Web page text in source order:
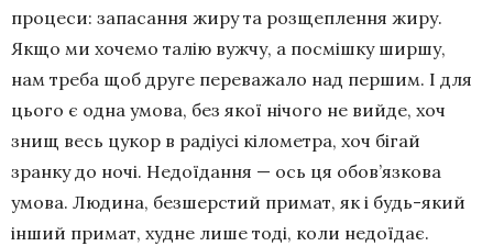
процеси: запасання жиру та розщеплення жиру.
Якщо ми хочемо талію вужчу, а посмішку ширшу,
нам треба щоб друге переважало над першим. І для
цього є одна умова, без якої нічого не вийде, хоч
знищ весь цукор в радіусі кілометра, хоч бігай
зранку до ночі. Недоїдання — ось ця обов’язкова
умова. Людина, безшерстий примат, як і будь-який
інший примат, худне лише тоді, коли недоїдає.